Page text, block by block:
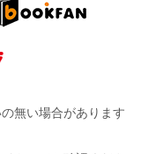
無い場合があります